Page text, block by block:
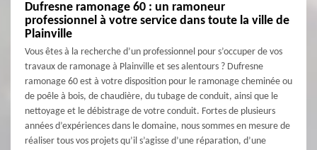
Dufresne ramonage 60 : un ramoneur
professionnel à votre service dans toute la ville de
Plainville
Vous êtes à la recherche d’un professionnel pour s’occuper de vos
travaux de ramonage à Plainville et ses alentours ? Dufresne
ramonage 60 est à votre disposition pour le ramonage cheminée ou
de poêle à bois, de chaudière, du tubage de conduit, ainsi que le
nettoyage et le débistrage de votre conduit. Fortes de plusieurs
années d’expériences dans le domaine, nous sommes en mesure de
réaliser tous vos projets qu’il s’agisse d’une réparation, d’une